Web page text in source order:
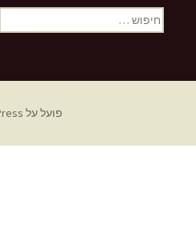
חיפוש:
פועל על WordPress